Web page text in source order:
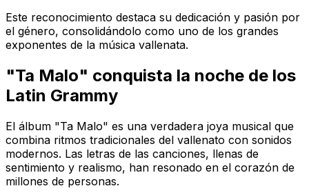
Este reconocimiento destaca su dedicación y pasión por
el género, consolidándolo como uno de los grandes
exponentes de la música vallenata.
"Ta Malo" conquista la noche de los
Latin Grammy
El álbum "Ta Malo" es una verdadera joya musical que
combina ritmos tradicionales del vallenato con sonidos
modernos. Las letras de las canciones, llenas de
sentimiento y realismo, han resonado en el corazón de
millones de personas.